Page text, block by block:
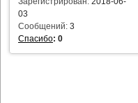
03
Сообщений: 3
Спасибо: 0